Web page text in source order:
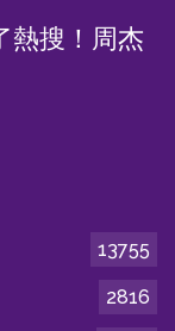
熱搜！周杰
13755
2816